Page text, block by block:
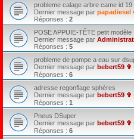
probleme calage arbre came id 19
Dernier message par papadiesel
Réponses : 2
POSE APPUIE-TÊTE petit modèle
Dernier message par
Réponses : 5
probleme de pompe a eau sur
Dernier message par bebert59 ✞
Réponses : 6
adresse regonflage sphères
Dernier message par bebert59 ✞
Réponses : 1
Pneus DSuper
Dernier message par bebert59 ✞
Réponses : 6